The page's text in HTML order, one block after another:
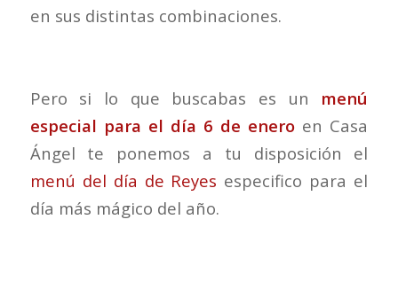
en sus distintas combinaciones.
Pero si lo que buscabas es un menú
especial para el día 6 de enero en Casa
Ángel te ponemos a tu disposición el
menú del día de Reyes especifico para el
día más mágico del año.